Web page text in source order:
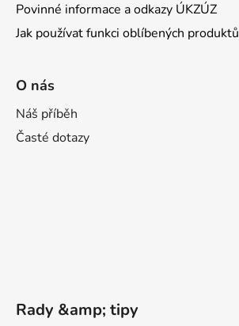
Povinné informace a odkazy ÚKZÚZ
Jak používat funkci oblíbených produktů
O nás
Náš příběh
Časté dotazy
Rady &amp; tipy